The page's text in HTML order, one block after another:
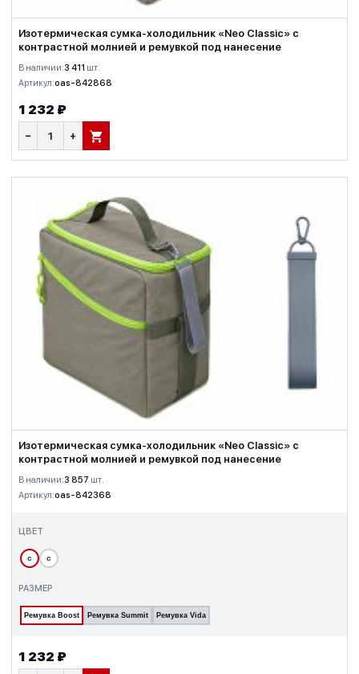
Изотермическая сумка-холодильник «Neo Classic» c
контрастной молнией и ремувкой под нанесение
В наличии:3 411 шт.
Артикул:oas-842868
1 232 ₽
− + В КОРЗИНУ
Изотермическая сумка-холодильник «Neo Classic» c
контрастной молнией и ремувкой под нанесение
В наличии:3 857 шт.
Артикул:oas-842368
ЦВЕТ
с с
РАЗМЕР
Ремувка Boost Ремувка Summit Ремувка Vida
1 232 ₽